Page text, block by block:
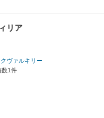
リア
ヴァルキリー
数1件